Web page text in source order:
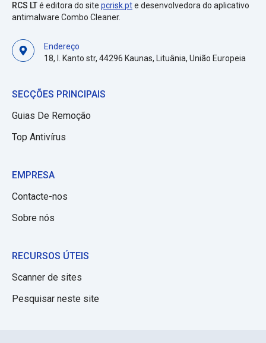
RCS LTé editora do site pcrisk.pte desenvolvedora do aplicativo
antimalware Combo Cleaner.
Endereço
18, I. Kanto str, 44296 Kaunas, Lituânia, União Europeia
SECÇÕES PRINCIPAIS
Guias De Remoção
Top Antivírus
EMPRESA
Contacte-nos
Sobre nós
RECURSOS ÚTEIS
Scanner de sites
Pesquisar neste site